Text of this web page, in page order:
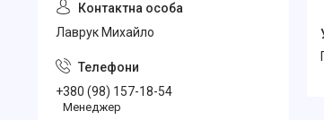
Лаврук Михайло
+380 (98) 157-18-54
Менеджер